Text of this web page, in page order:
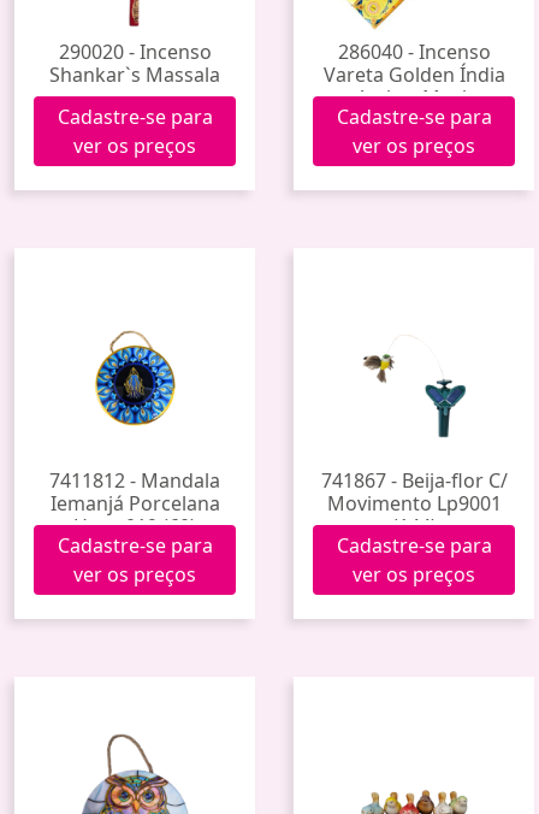
290020 - Incenso
Shankar`s Massala
Cadastre-se para
ver os preços
286040 - Incenso
Vareta Golden Índia
Amber Musk
Cadastre-se para
ver os preços
7411812 - Mandala
Iemanjá Porcelana
Hxgy-019 (60)
Cadastre-se para
ver os preços
741867 - Beija-flor C/
Movimento Lp9001
(144)
Cadastre-se para
ver os preços